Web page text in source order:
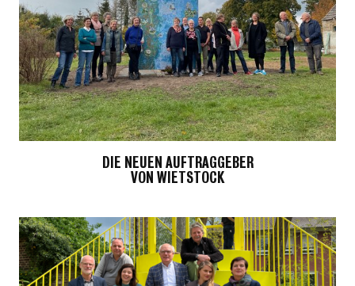
DIE NEUEN AUFTRAGGEBER
VON WIETSTOCK